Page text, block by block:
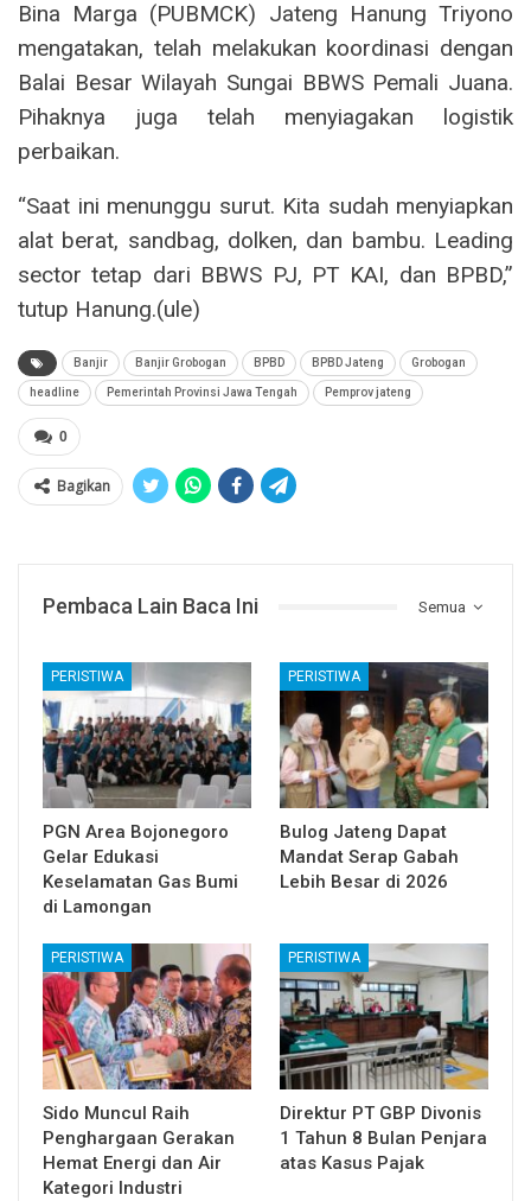
Bina Marga (PUBMCK) Jateng Hanung Triyono
mengatakan, telah melakukan koordinasi dengan
Balai Besar Wilayah Sungai BBWS Pemali Juana.
Pihaknya juga telah menyiagakan logistik
perbaikan.
“Saat ini menunggu surut. Kita sudah menyiapkan
alat berat, sandbag, dolken, dan bambu. Leading
sector tetap dari BBWS PJ, PT KAI, dan BPBD,”
tutup Hanung.(ule)
Banjir Banjir Grobogan BPBD BPBD Jateng Grobogan
headline Pemerintah Provinsi Jawa Tengah Pemprov jateng
0
Bagikan
Semua
Pembaca Lain Baca Ini
PERISTIWA
PGN Area Bojonegoro
Gelar Edukasi
Keselamatan Gas Bumi
di Lamongan
PERISTIWA
Bulog Jateng Dapat
Mandat Serap Gabah
Lebih Besar di 2026
PERISTIWA
Sido Muncul Raih
Penghargaan Gerakan
Hemat Energi dan Air
Kategori Industri
PERISTIWA
Direktur PT GBP Divonis
1 Tahun 8 Bulan Penjara
atas Kasus Pajak